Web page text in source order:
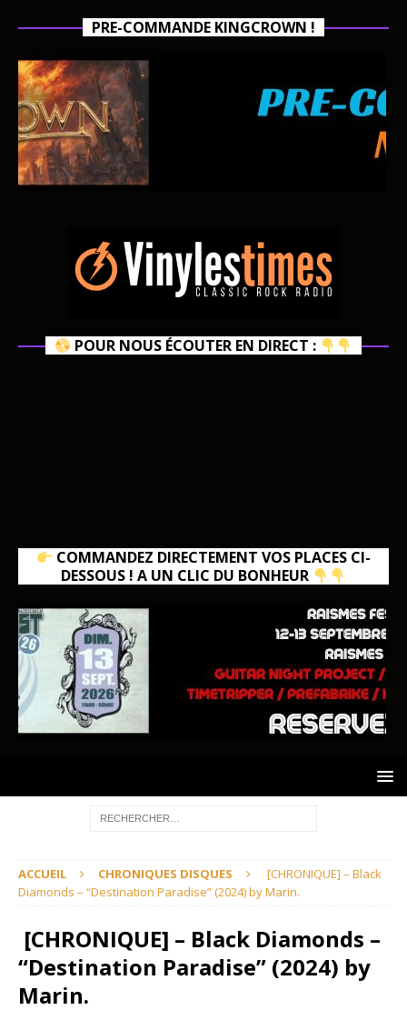
PRE-COMMANDE KINGCROWN !
POUR NOUS ÉCOUTER EN DIRECT :
COMMANDEZ DIRECTEMENT VOS PLACES CI-
DESSOUS ! A UN CLIC DU BONHEUR
ACCUEIL CHRONIQUES DISQUES
[CHRONIQUE] – Black
Diamonds – “Destination Paradise” (2024) by Marin.
[CHRONIQUE] – Black Diamonds –
“Destination Paradise” (2024) by
Marin.